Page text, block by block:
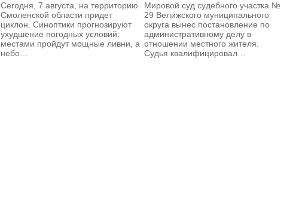
Сегодня, 7 августа, на территорию
Смоленской области придет
циклон. Синоптики прогнозируют
ухудшение погодных условий:
местами пройдут мощные ливни, а
небо…
Мировой суд судебного участка №
29 Велижского муниципального
округа вынес постановление по
административному делу в
отношении местного жителя.
Судья квалифицировал…